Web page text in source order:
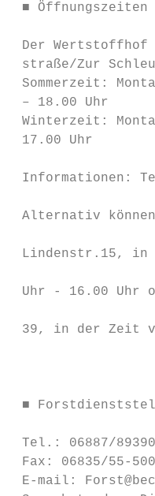
■
Der Wertstoffhof
straße/Zur
Sommerzeit:
– 18.00 Uhr
Winterzeit:
17.00 Uhr
Informationen:
Alternativ
Lindenstr.15, in
Uhr - 16.00 Uhr
39, in der Zeit
■
Tel.: 06887/
Fax: 06835/
E-mail: